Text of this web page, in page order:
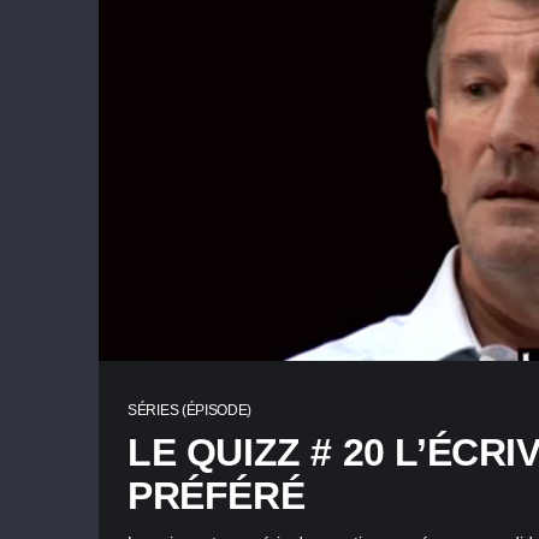
SÉRIES (ÉPISODE)
LE QUIZZ # 20
PRÉFÉRÉ